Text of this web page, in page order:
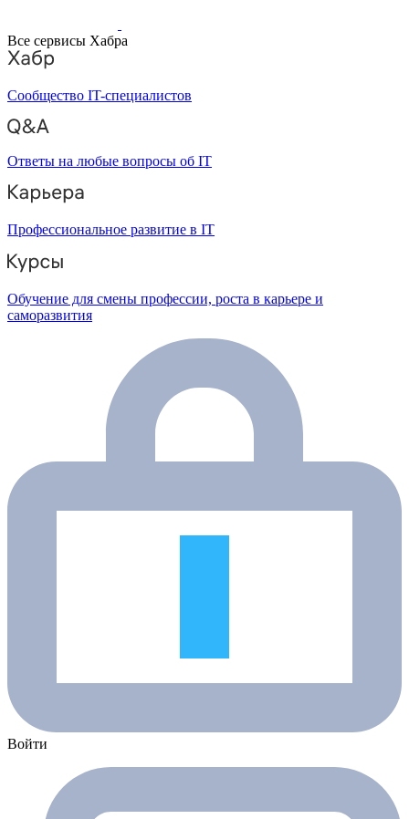
Все сервисы Хабра
Сообщество IT-специалистов
Ответы на любые вопросы об IT
Профессиональное развитие в IT
Обучение для смены профессии, роста в карьере и
саморазвития
Войти